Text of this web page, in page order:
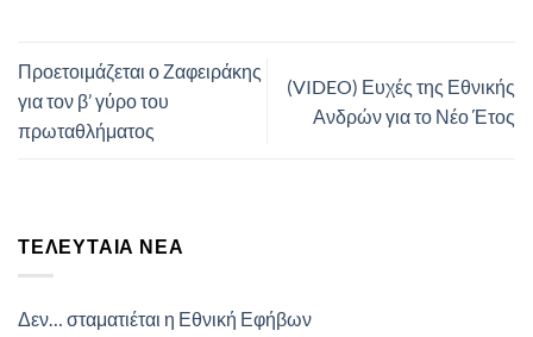
Προετοιμάζεται ο Ζαφειράκης
για τον β’ γύρο του
πρωταθλήματος
(VIDEO) Ευχές της Εθνικής
Ανδρών για το Νέο Έτος
ΤΕΛΕΥΤΑΊΑ ΝΈΑ
Δεν… σταματιέται η Εθνική Εφήβων